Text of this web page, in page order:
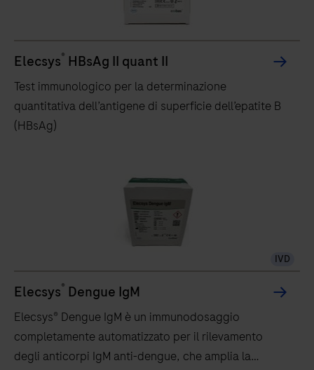
Elecsys® HBsAg II quant II
Test immunologico per la determinazione
quantitativa dell’antigene di superficie dell’epatite B
(HBsAg)
IVD
Elecsys® Dengue IgM
Elecsys® Dengue IgM è un immunodosaggio
completamente automatizzato per il rilevamento
degli anticorpi IgM anti-dengue, che amplia la